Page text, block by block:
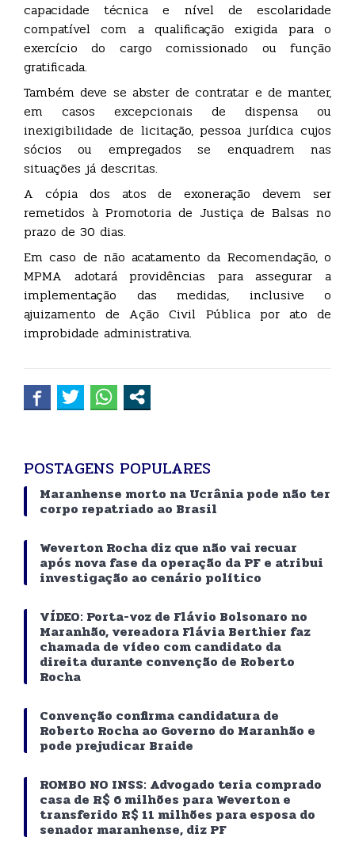
capacidade técnica e nível de escolaridade
compatível com a qualificação exigida para o
exercício do cargo comissionado ou função
gratificada.
Também deve se abster de contratar e de manter,
em casos excepcionais de dispensa ou
inexigibilidade de licitação, pessoa jurídica cujos
sócios ou empregados se enquadrem nas
situações já descritas.
A cópia dos atos de exoneração devem ser
remetidos à Promotoria de Justiça de Balsas no
prazo de 30 dias.
Em caso de não acatamento da Recomendação, o
MPMA adotará providências para assegurar a
implementação das medidas, inclusive o
ajuizamento de Ação Civil Pública por ato de
improbidade administrativa.
POSTAGENS POPULARES
Maranhense morto na Ucrânia pode não ter
corpo repatriado ao Brasil
Weverton Rocha diz que não vai recuar
após nova fase da operação da PF e atribui
investigação ao cenário político
VÍDEO: Porta-voz de Flávio Bolsonaro no
Maranhão, vereadora Flávia Berthier faz
chamada de vídeo com candidato da
direita durante convenção de Roberto
Rocha
Convenção confirma candidatura de
Roberto Rocha ao Governo do Maranhão e
pode prejudicar Braide
ROMBO NO INSS: Advogado teria comprado
casa de R$ 6 milhões para Weverton e
transferido R$ 11 milhões para esposa do
senador maranhense, diz PF